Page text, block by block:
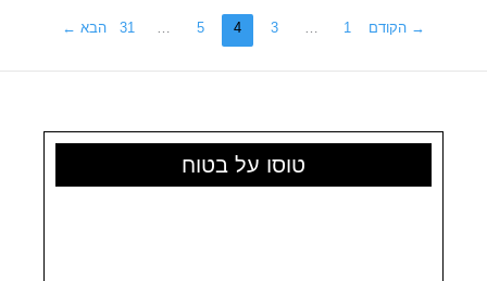
הקזינו
→ הקודם 1
…
3
4
5
…
31 הבא ←
טוסו על בטוח